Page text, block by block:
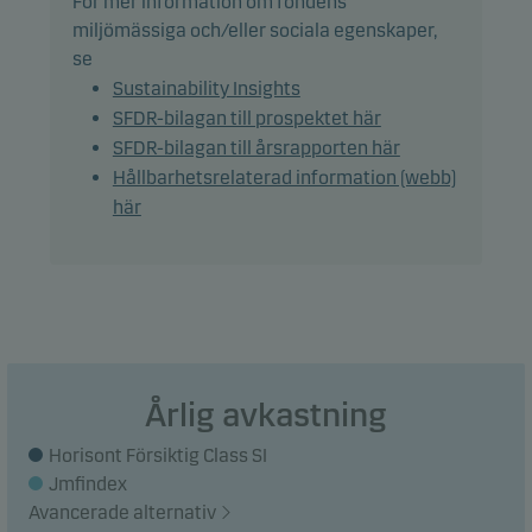
Fonden kan använda derivatinstrument för
riskhantering och för en effektiv
portföljförvaltning, men även för
investeringsändamål.
Fonden kan investera i kinesiska A-aktier vilket är
föremål för kvotbegränsningar och operativa
miljömässiga och/eller sociala egenskaper,
se
Sustainability Insights
SFDR-bilagan till prospektet här
SFDR-bilagan till årsrapporten här
Hållbarhetsrelaterad information (webb)
här
Årlig avkastning
Horisont Försiktig Class SI
Jmfindex
Avancerade alternativ